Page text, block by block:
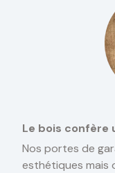
Le bois confère
Nos portes de
esthétiques mais